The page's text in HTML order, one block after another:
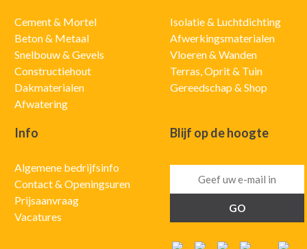
Cement & Mortel
Beton & Metaal
Snelbouw & Gevels
Constructiehout
Dakmaterialen
Afwatering
Isolatie & Luchtdichting
Afwerkingsmaterialen
Vloeren & Wanden
Terras, Oprit & Tuin
Gereedschap & Shop
Info
Algemene bedrijfsinfo
Contact & Openingsuren
Prijsaanvraag
Vacatures
Blijf op de hoogte